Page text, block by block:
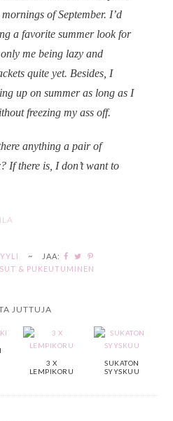
of September. I’d
a favorite summer look for
me being lazy and
quite yet. Besides, I
up on summer as long as I
freezing my ass off.
anything a pair of
If there is, I don’t want to
~
JAA:
& PUKEUTUMINEN
JUTTUJA
3 X
LEMPIKORU
SUKATON
SYYSKUU